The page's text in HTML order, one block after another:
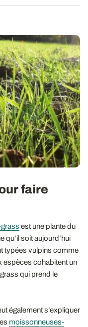
faire
est une plante du
qu’il soit aujourd’hui
typées vulpins comme
espèces cohabitent un
qui prend le
également s’expliquer
moissonneuses-